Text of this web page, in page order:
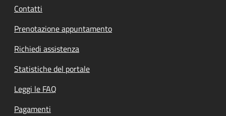
Contatti
Prenotazione appuntamento
Richiedi assistenza
Statistiche del portale
Leggi le FAQ
Pagamenti